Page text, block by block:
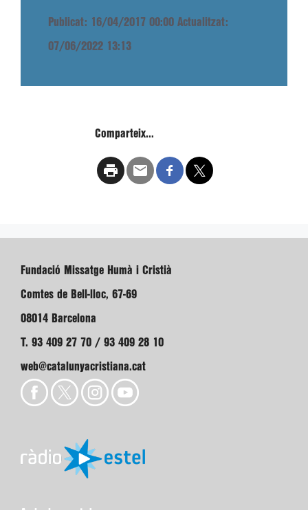
Publicat: 16/04/2017 00:00 Actualitzat:
07/06/2022 13:13
Comparteix...
Fundació Missatge Humà i Cristià
Comtes de Bell-lloc, 67-69
08014 Barcelona
T. 93 409 27 70 / 93 409 28 10
web@catalunyacristiana.cat